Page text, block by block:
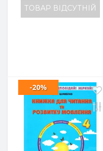
ТОВАР ВІДСУТНІЙ
-20%